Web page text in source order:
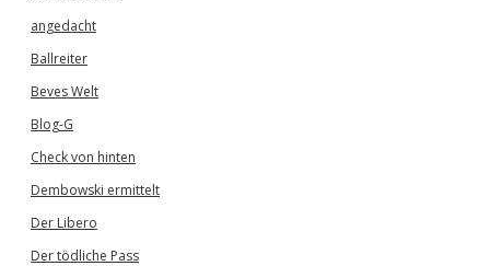
angedacht
Ballreiter
Beves Welt
Blog-G
Check von hinten
Dembowski ermittelt
Der Libero
Der tödliche Pass